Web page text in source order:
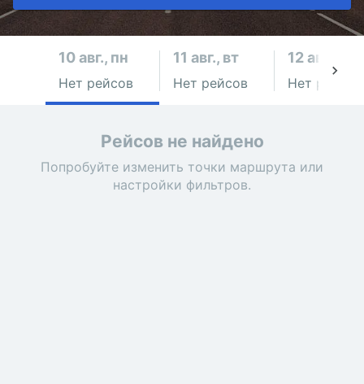
10 авг., пн
Нет рейсов
11 авг., вт
Нет рейсов
12 авг., ср
Нет рейсов
Рейсов не найдено
Попробуйте изменить точки маршрута или
настройки фильтров.